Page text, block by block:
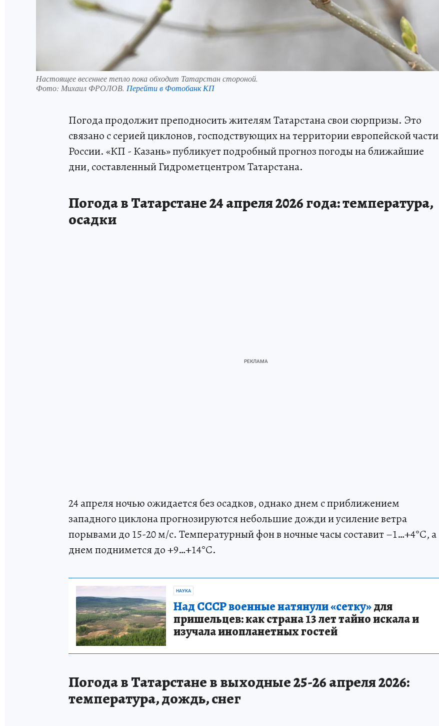
Настоящее весеннее тепло пока обходит Татарстан стороной.
Фото: Михаил ФРОЛОВ. Перейти в Фотобанк КП
Погода продолжит преподносить жителям Татарстана свои сюрпризы. Это
связано с серией циклонов, господствующих на территории европейской части
России. «КП - Казань» публикует подробный прогноз погоды на ближайшие
дни, составленный Гидрометцентром Татарстана.
Погода в Татарстане 24 апреля 2026 года: температура,
осадки
24 апреля ночью ожидается без осадков, однако днем с приближением
западного циклона прогнозируются небольшие дожди и усиление ветра
порывами до 15-20 м/с. Температурный фон в ночные часы составит –1…+4°С, а
днем поднимется до +9…+14°С.
НАУКА
Над СССР военные натянули «сетку»для
пришельцев: как страна 13 лет тайно искала и
изучала инопланетных гостей
Погода в Татарстане в выходные 25-26 апреля 2026:
температура, дождь, снег